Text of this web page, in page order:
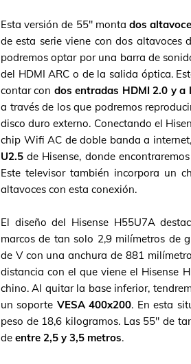
Esta versión de 55" monta dos
de esta serie viene con dos altavoces
podremos optar por una barra de
del HDMI ARC o de la salida óptica.
contar con dos entradas HDMI 2.0 y a
a través de los que podremos
disco duro externo. Conectando el
chip Wifi AC de doble banda a
U2.5 de Hisense, donde
Este televisor también incorpora un
altavoces con esta conexión.
El diseño del Hisense H55U7A
marcos de tan solo 2,9 milímetros de
de V con una anchura de 881
distancia con el que viene el Hisense
chino. Al quitar la base inferior,
un soporte VESA 400x200. En esta
peso de 18,6 kilogramos. Las 55" de
de entre 2,5 y 3,5 metros.